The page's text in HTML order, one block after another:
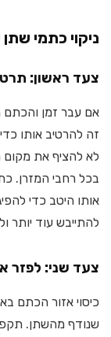
ניקוי כתמי
צעד ראשון:
אם עבר זמן והכתם
זה להרטיב אותו
לא להציף את
בכל רחבי המזרן.
אותו היטב כדי
להתייבש עוד יותר
צעד שני: לפזר
כיסוי אזור הכתם
שנודף מהשתן.